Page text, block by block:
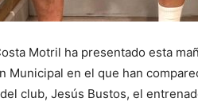
Motril ha presentado esta
Municipal en el que han
club, Jesús Bustos, el